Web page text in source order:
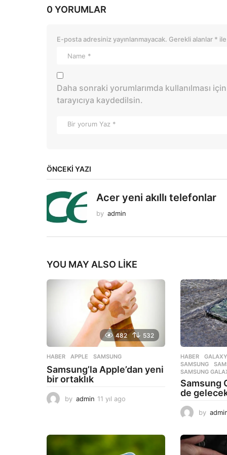
0 YORUMLAR
E-posta adresiniz yayınlanmayacak. Gerekli alanlar *
Daha sonraki yorumlarımda kullanılması
tarayıcıya kaydedilsin.
ÖNCEKI YAZI
Acer yeni akıllı telefonlar
by admin
YOU MAY ALSO LIKE
482 532
HABER APPLE ,SAMSUNG
Samsung’la Apple’dan yeni
bir ortaklık
by admin 11 yıl ago
l
HABER
SAMSUNG
,
SAMSUNG
Samsung
de
by